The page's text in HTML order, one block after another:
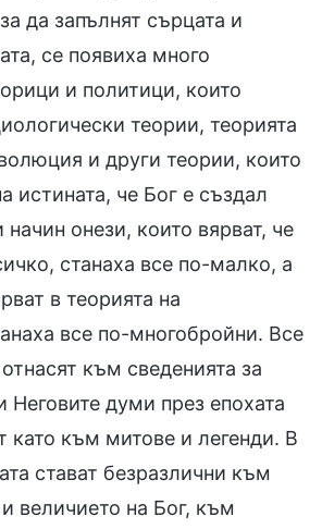
да запълнят сърцата и
се появиха много
и политици, които
теории, теорията
и други теории, които
истината, че Бог е създал
начин онези, които вярват, че
станаха все по-малко, а
в теорията на
все по-многобройни. Все
към сведенията за
думи през епохата
като към митове и легенди. В
стават безразлични към
величието на Бог, към